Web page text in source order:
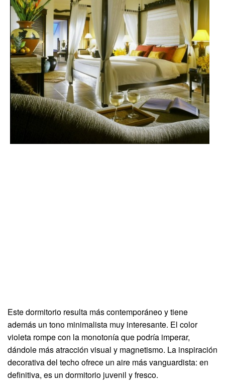
Este dormitorio resulta más contemporáneo y tiene
además un tono minimalista muy interesante. El color
violeta rompe con la monotonía que podría imperar,
dándole más atracción visual y magnetismo. La inspiración
decorativa del techo ofrece un aire más vanguardista: en
definitiva, es un dormitorio juvenil y fresco.